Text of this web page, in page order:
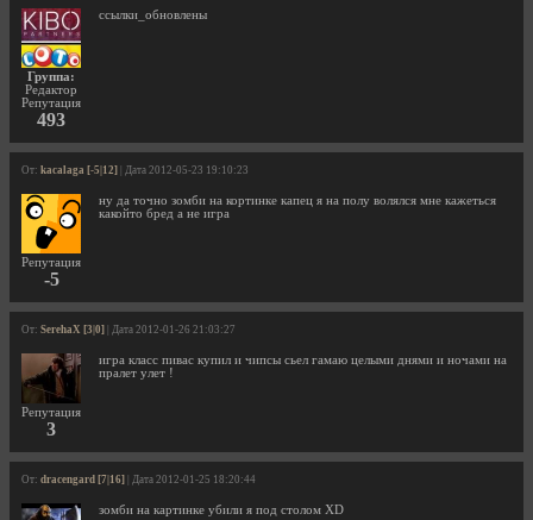
Группа:
Редактор
Репутация
493
ссылки_обновлены
От: kacalaga [-5|12] | Дата 2012-05-23 19:10:23
Репутация
-5
ну да точно зомби на кортинке капец я на полу волялся мне кажеться
какойто бред а не игра
От: SerehaX [3|0] | Дата 2012-01-26 21:03:27
Репутация
3
игра класс пивас купил и чипсы сьел гамаю целыми днями и ночами на
пралет улет !
От: dracengard [7|16] | Дата 2012-01-25 18:20:44
зомби на картинке убили я под столом XD